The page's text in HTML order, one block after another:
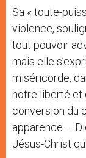
Sa « toute-
violence,
tout pouvoir
mais elle
miséricorde,
notre liberté et
conversion du
apparence –
Jésus-Christ